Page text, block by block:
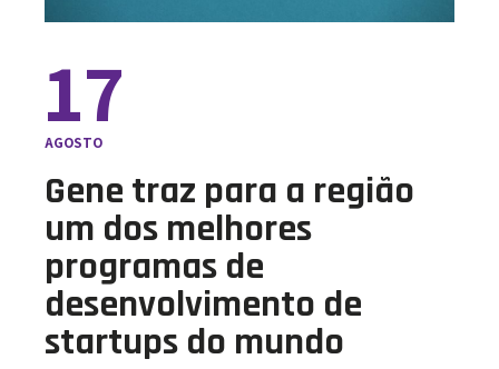
17
AGOSTO
Gene traz para a região
um dos melhores
programas de
desenvolvimento de
startups do mundo